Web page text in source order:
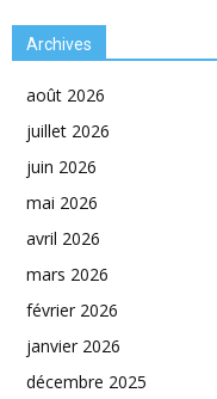
Archives
août 2026
juillet 2026
juin 2026
mai 2026
avril 2026
mars 2026
février 2026
janvier 2026
décembre 2025